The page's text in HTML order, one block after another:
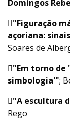
Domingos
"Figuração
açoriana:
Soares de
"Em torno de
simbologia'";
"A escultura
Rego